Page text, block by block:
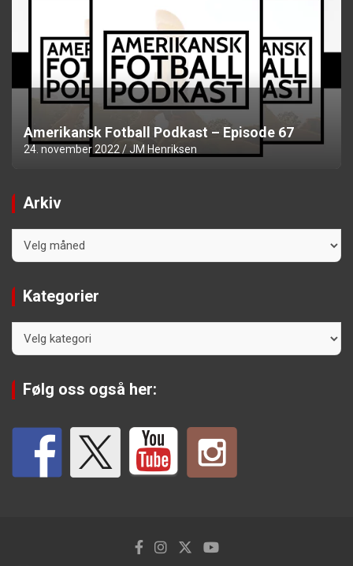
Amerikansk Fotball Podkast – Episode 67
24. november 2022 JM Henriksen
Arkiv
Kategorier
Følg oss også her: